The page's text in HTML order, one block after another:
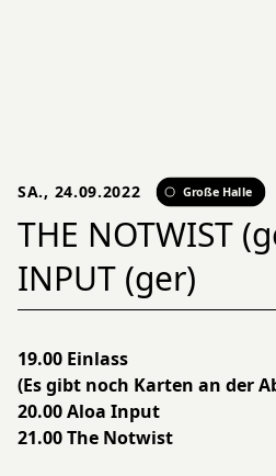
SA., 24.09.2022 Große Halle
THE NOTWIST
INPUT (ger)
19.00 Einlass
(Es gibt noch Karten an der
20.00 Aloa Input
21.00 The Notwist